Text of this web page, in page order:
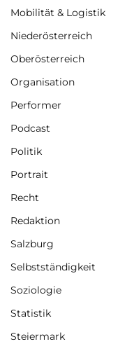
Mobilität & Logistik
Niederösterreich
Oberösterreich
Organisation
Performer
Podcast
Politik
Portrait
Recht
Redaktion
Salzburg
Selbstständigkeit
Soziologie
Statistik
Steiermark